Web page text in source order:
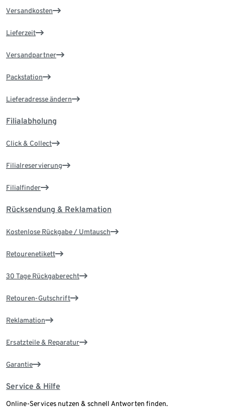
Versandkosten
Lieferzeit
Versandpartner
Packstation
Lieferadresse ändern
Filialabholung
Click & Collect
Filialreservierung
Filialfinder
Rücksendung & Reklamation
Kostenlose Rückgabe / Umtausch
Retourenetikett
30 Tage Rückgaberecht
Retouren-Gutschrift
Reklamation
Ersatzteile & Reparatur
Garantie
Service & Hilfe
Online-Services nutzen & schnell Antworten finden.